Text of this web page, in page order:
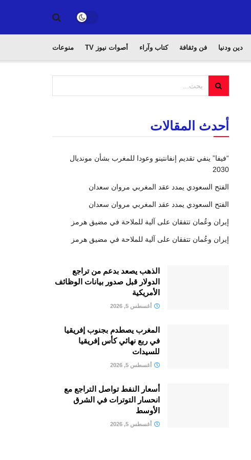
دين ودنيا فن وثقافة كتاب وآراء أصوات نيوز TV منوعات
أحدث المقالات
“فيفا” ينفي تقديم إنفانتينو وعودا للمغرب بشأن مونديال
2030
الفتح السعودي يمدد عقد المغربي مروان سعدان
الفتح السعودي يمدد عقد المغربي مروان سعدان
إيران وعُمان تتفقان على آلية للملاحة في مضيق هرمز
إيران وعُمان تتفقان على آلية للملاحة في مضيق هرمز
الذهب يصعد بدعم من تراجع
الدولار قبل صدور بيانات الوظائف
الأمريكية
أغسطس 5, 2026
المغرب يصطدم بجنوب إفريقيا
في ربع نهائي كأس إفريقيا
للسيدات
أغسطس 5, 2026
أسعار النفط تواصل التراجع مع
انحسار التوترات في الشرق
الأوسط
أغسطس 5, 2026